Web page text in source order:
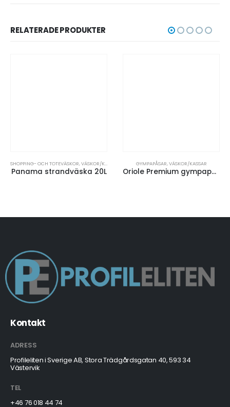
RELATERADE PRODUKTER
GYMPAPÅSAR,VÄSKOR/KASSAR RYGGSÄCKAR FÖR BÄRBARA DATORER
Kontakt
ADRESS
Profileliten i Sverige AB, Stora Trädgårdsgatan 40, 593 34
Västervik
TEL
+46 76 018 44 74